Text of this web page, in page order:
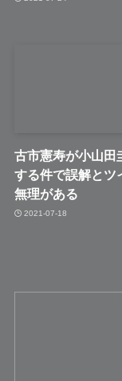
古市憲寿が小山田
する件で誤解とツ
無理がある
2021-07-18